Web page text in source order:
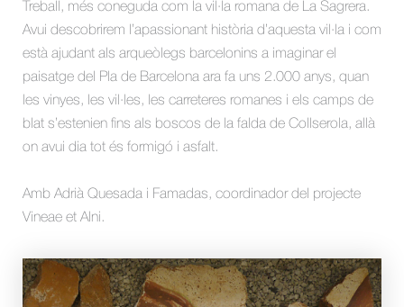
Treball, més coneguda com la vil·la romana de La Sagrera.
Avui descobrirem l’apassionant història d’aquesta vil·la i com
està ajudant als arqueòlegs barcelonins a imaginar el
paisatge del Pla de Barcelona ara fa uns 2.000 anys, quan
les vinyes, les vil·les, les carreteres romanes i els camps de
blat s’estenien fins als boscos de la falda de Collserola, allà
on avui dia tot és formigó i asfalt.
Amb Adrià Quesada i Famadas, coordinador del projecte
Vineae et Alni.